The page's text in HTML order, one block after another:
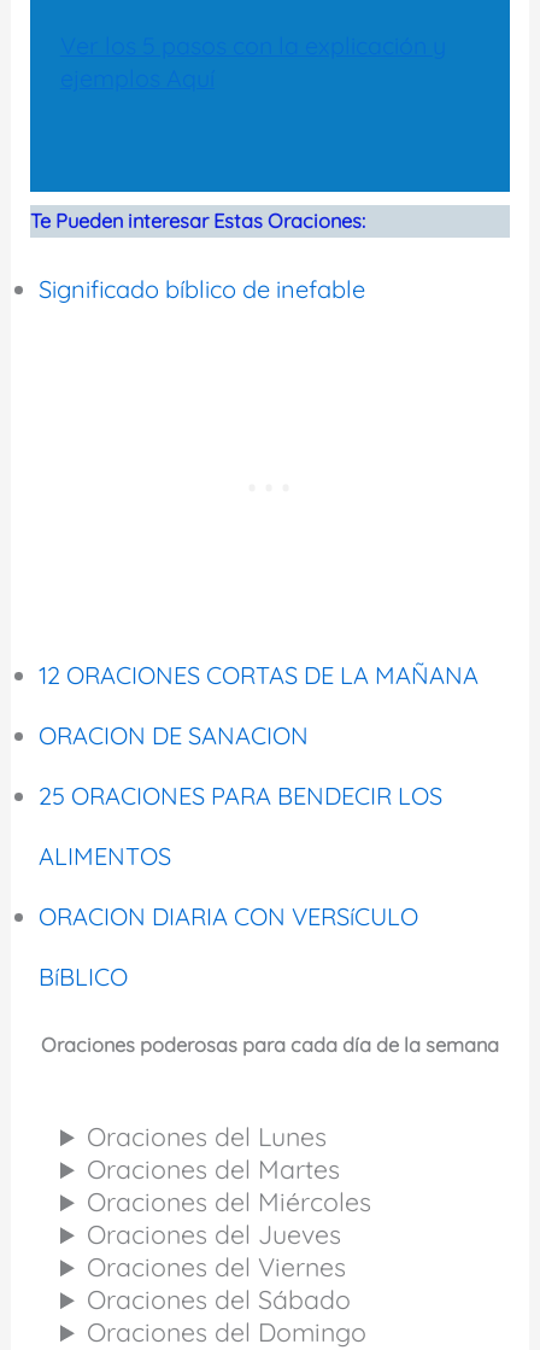
Te Pueden interesar Estas Oraciones:
Significado bíblico de inefable
12 ORACIONES CORTAS DE LA MAÑANA
ORACION DE SANACION
25 ORACIONES PARA BENDECIR LOS
ALIMENTOS
ORACION DIARIA CON VERSíCULO
BíBLICO
Oraciones poderosas para cada día de la semana
Oraciones del Lunes
Oraciones del Martes
Oraciones del Miércoles
Oraciones del Jueves
Oraciones del Viernes
Oraciones del Sábado
Oraciones del Domingo